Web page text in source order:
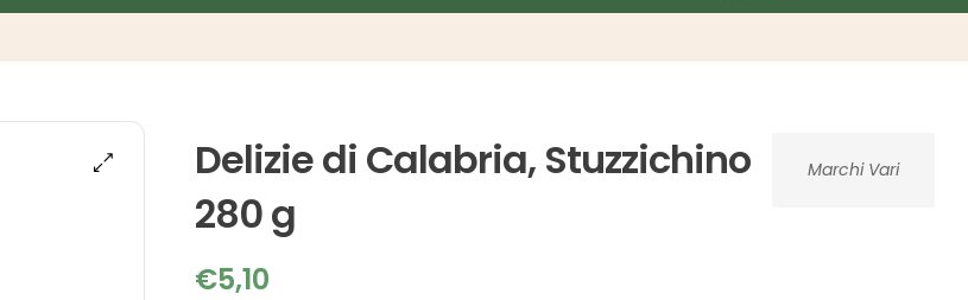
Marchi Vari
Delizie di Calabria, Stuzzichino
280 g
€5,10